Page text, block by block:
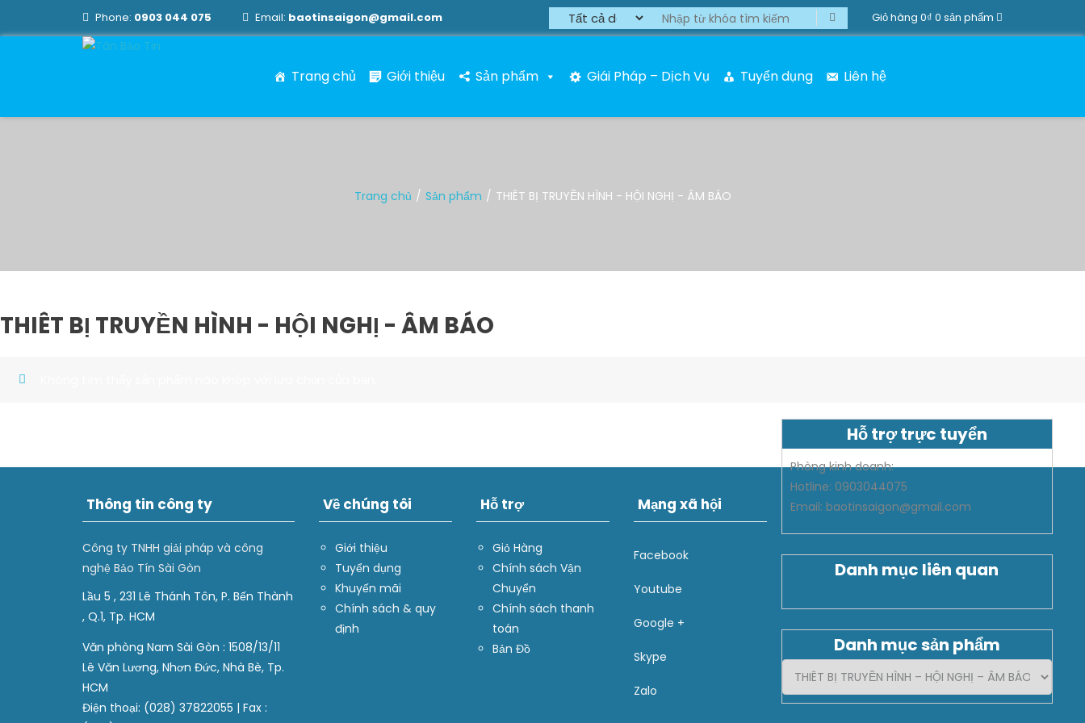
Phone: 0903 044 075 Email: baotinsaigon@gmail.com Giỏ hàng 0₫ 0 sản phẩm
Trang chủ Giới thiệu Sản phẩm Giái Pháp – Dịch Vụ Tuyển dụng Liên hệ
Trang chủ Sản phẩm THIÊT BỊ TRUYỀN HÌNH - HỘI NGHỊ - ÂM BÁO
THIÊT BỊ TRUYỀN HÌNH - HỘI NGHỊ - ÂM BÁO
Hỗ trợ trực tuyển
Phòng kinh doanh:
Hotline: 0903044075
Email: baotinsaigon@gmail.com
Danh mục liên quan
Danh mục sản phẩm
Thông tin công ty
Công ty TNHH giải pháp và công
nghệ Bảo Tín Sài Gòn
Lầu 5 , 231 Lê Thánh Tôn, P. Bến Thành
, Q.1, Tp. HCM
Văn phòng Nam Sài Gòn : 1508/13/11
Lê Văn Lương, Nhơn Đức, Nhà Bè, Tp.
HCM
Điện thoại: (028) 37822055 | Fax :
Về chúng tôi
Giới thiệu
Tuyển dụng
Khuyến mãi
Chính sách & quy
định
Hỗ trợ
Giỏ Hàng
Chính sách Vận
Chuyển
Chính sách thanh
toán
Bản Đồ
Mạng xã hội
Facebook
Youtube
Google +
Skype
Zalo